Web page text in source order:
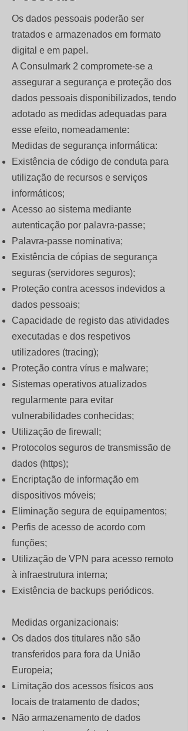
Os dados pessoais poderão ser
tratados e armazenados em formato
digital e em papel.
A Consulmark 2 compromete-se a
assegurar a segurança e proteção dos
dados pessoais disponibilizados, tendo
adotado as medidas adequadas para
esse efeito, nomeadamente:
Medidas de segurança informática:
Existência de código de conduta para
utilização de recursos e serviços
informáticos;
Acesso ao sistema mediante
autenticação por palavra-passe;
Palavra-passe nominativa;
Existência de cópias de segurança
seguras (servidores seguros);
Proteção contra acessos indevidos a
dados pessoais;
Capacidade de registo das atividades
executadas e dos respetivos
utilizadores (tracing);
Proteção contra vírus e malware;
Sistemas operativos atualizados
regularmente para evitar
vulnerabilidades conhecidas;
Utilização de firewall;
Protocolos seguros de transmissão de
dados (https);
Encriptação de informação em
dispositivos móveis;
Eliminação segura de equipamentos;
Perfis de acesso de acordo com
funções;
Utilização de VPN para acesso remoto
à infraestrutura interna;
Existência de backups periódicos.
Medidas organizacionais:
Os dados dos titulares não são
transferidos para fora da União
Europeia;
Limitação dos acessos físicos aos
locais de tratamento de dados;
Não armazenamento de dados